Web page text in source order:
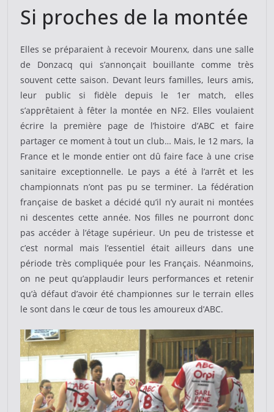
Si proches de la montée
Elles se préparaient à recevoir Mourenx, dans une salle
de Donzacq qui s’annonçait bouillante comme très
souvent cette saison. Devant leurs familles, leurs amis,
leur public si fidèle depuis le 1er match, elles
s’apprêtaient à fêter la montée en NF2. Elles voulaient
écrire la première page de l’histoire d’ABC et faire
partager ce moment à tout un club… Mais, le 12 mars, la
France et le monde entier ont dû faire face à une crise
sanitaire exceptionnelle. Le pays a été à l’arrêt et les
championnats n’ont pas pu se terminer. La fédération
française de basket a décidé qu’il n’y aurait ni montées
ni descentes cette année. Nos filles ne pourront donc
pas accéder à l’étage supérieur. Un peu de tristesse et
c’est normal mais l’essentiel était ailleurs dans une
période très compliquée pour les Français. Néanmoins,
on ne peut qu’applaudir leurs performances et retenir
qu’à défaut d’avoir été championnes sur le terrain elles
le sont dans le cœur de tous les amoureux d’ABC.